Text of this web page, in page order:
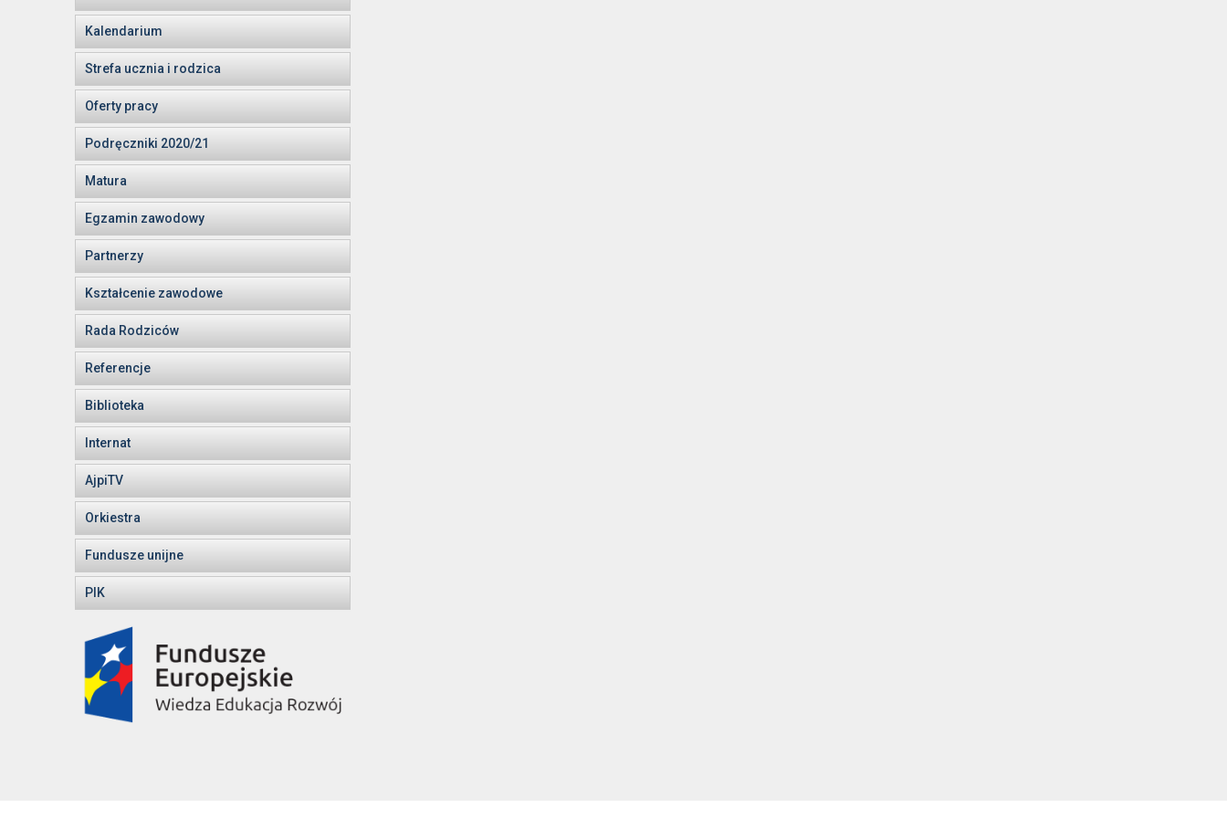
Kalendarium
Strefa ucznia i rodzica
Oferty pracy
Podręczniki 2020/21
Matura
Egzamin zawodowy
Partnerzy
Kształcenie zawodowe
Rada Rodziców
Referencje
Biblioteka
Internat
AjpiTV
Orkiestra
Fundusze unijne
PIK